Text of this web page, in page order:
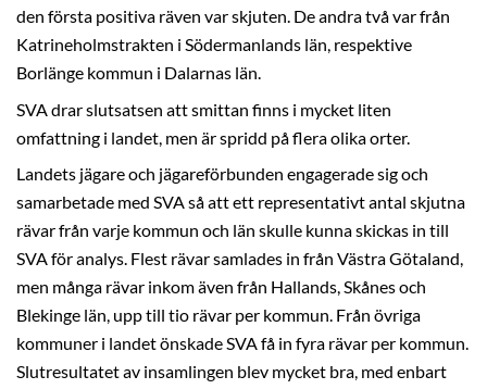
den första positiva räven var skjuten. De andra två var från
Katrineholmstrakten i Södermanlands län, respektive
Borlänge kommun i Dalarnas län.
SVA drar slutsatsen att smittan finns i mycket liten
omfattning i landet, men är spridd på flera olika orter.
Landets jägare och jägareförbunden engagerade sig och
samarbetade med SVA så att ett representativt antal skjutna
rävar från varje kommun och län skulle kunna skickas in till
SVA för analys. Flest rävar samlades in från Västra Götaland,
men många rävar inkom även från Hallands, Skånes och
Blekinge län, upp till tio rävar per kommun. Från övriga
kommuner i landet önskade SVA få in fyra rävar per kommun.
Slutresultatet av insamlingen blev mycket bra, med enbart